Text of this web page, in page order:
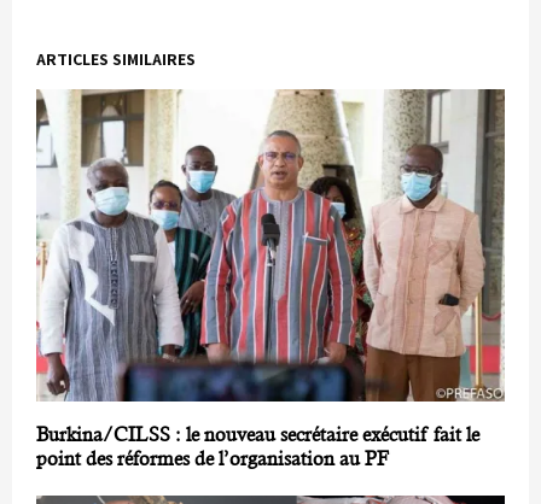
ARTICLES SIMILAIRES
Burkina/CILSS : le nouveau secrétaire exécutif fait le
point des réformes de l’organisation au PF